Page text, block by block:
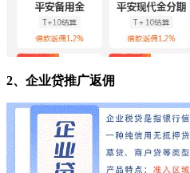
2、企业贷推广返佣